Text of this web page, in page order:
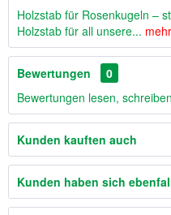
Holzstab für Rosenkugeln –
Holzstab für all unsere... mehr
Bewertungen
0
Bewertungen lesen,
Kunden kauften auch
Kunden haben sich